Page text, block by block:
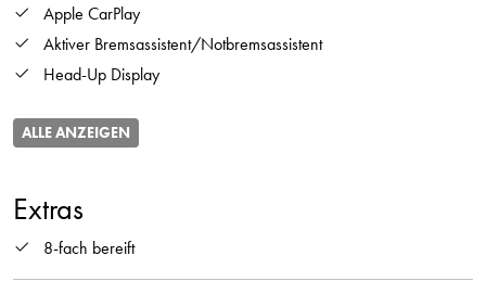
Apple CarPlay
Aktiver Bremsassistent/Notbremsassistent
Head-Up Display
ALLE ANZEIGEN
Extras
8-fach bereift